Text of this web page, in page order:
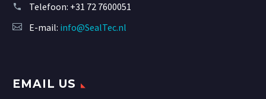
Telefoon: +31 72 7600051
E-mail: info@SealTec.nl
EMAIL US